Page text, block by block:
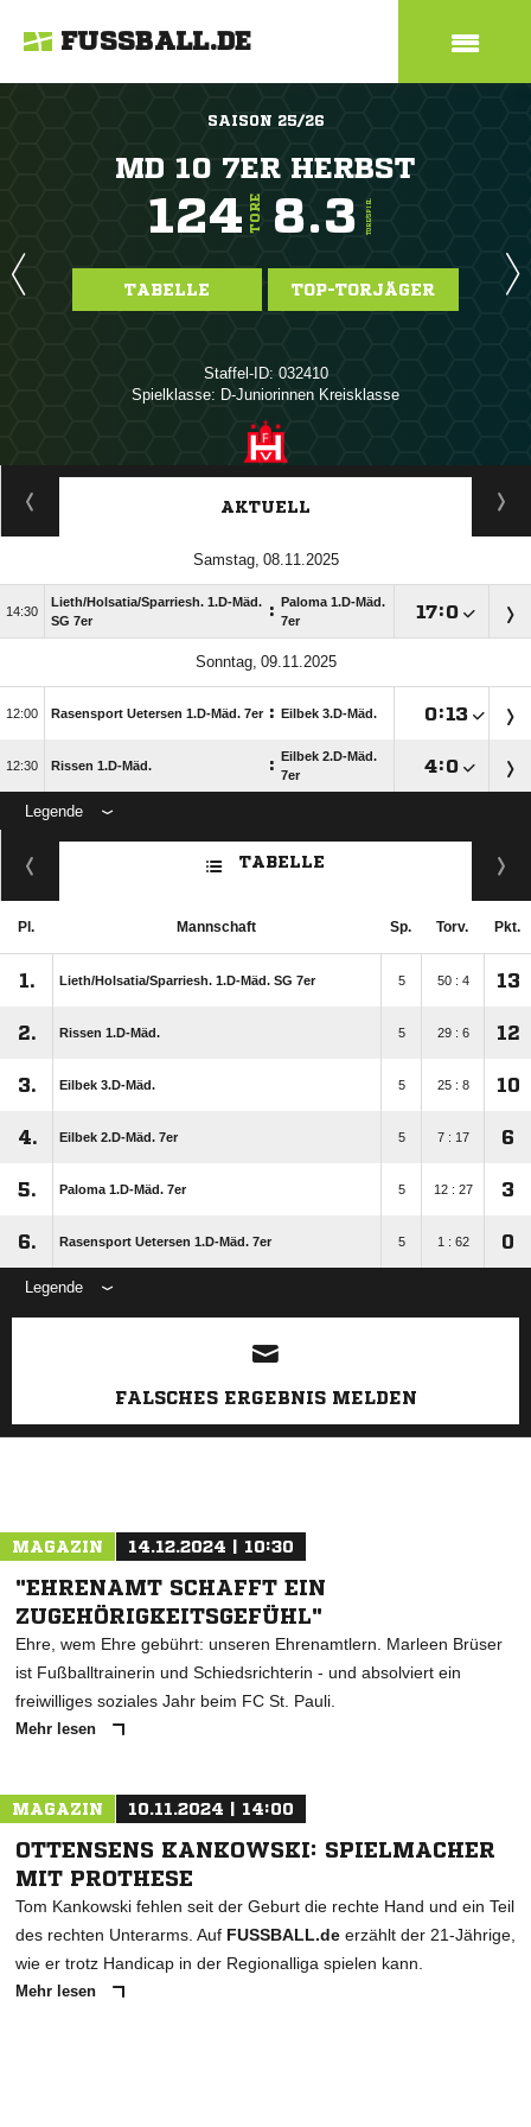
FUSSBALL.DE
SAISON 25/26
MD 10 7ER HERBST
124 TORE 8.3 TORE/SPIEL
TABELLE TOP-TORJÄGER
Staffel-ID: 032410
Spielklasse: D-Juniorinnen Kreisklasse
ANZEIGE
AKTUELL
 

Lieth/​Holsatia/​Sparriesh. 1.D-Mäd.
SG 7er
: Paloma 1.D-Mäd.
7er
:
 
 Rasensport Uetersen 1.D-Mäd. 7er : Eilbek 3.D-Mäd. :
 Rissen 1.D-Mäd. : Eilbek 2.D-Mäd.
7er
:
Legende
ANZEIGE
TABELLE
Pl. Mannschaft Sp. Torv. Pkt.
1. Lieth/​Holsatia/​Sparriesh. 1.D-Mäd. SG 7er 5 50 : 4 13
2. Rissen 1.D-Mäd. 5 29 : 6 12
3. Eilbek 3.D-Mäd. 5 25 : 8 10
4. Eilbek 2.D-Mäd. 7er 5 7 : 17 6
5. Paloma 1.D-Mäd. 7er 5 12 : 27 3
6. Rasensport Uetersen 1.D-Mäd. 7er 5 1 : 62 0
Legende
ANZEIGE
FALSCHES ERGEBNIS MELDEN
MAGAZIN 14.12.2024 | 10:30
"EHRENAMT SCHAFFT EIN
ZUGEHÖRIGKEITSGEFÜHL"
Ehre, wem Ehre gebührt: unseren Ehrenamtlern. Marleen Brüser
ist Fußballtrainerin und Schiedsrichterin - und absolviert ein
freiwilliges soziales Jahr beim FC St. Pauli.
Mehr lesen
MAGAZIN 10.11.2024 | 14:00
OTTENSENS KANKOWSKI: SPIELMACHER
MIT PROTHESE
Tom Kankowski fehlen seit der Geburt die rechte Hand und ein Teil
des rechten Unterarms. Auf FUSSBALL.de erzählt der 21-Jährige,
wie er trotz Handicap in der Regionalliga spielen kann.
Mehr lesen